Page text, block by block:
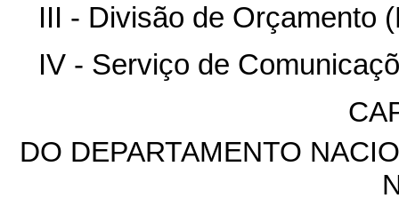
III - Divisão de Orçamento
IV - Serviço de
DO DEPARTAMENTO